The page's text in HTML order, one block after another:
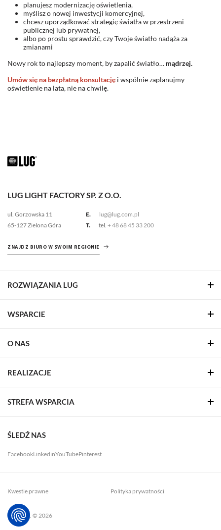
planujesz modernizację oświetlenia,
myślisz o nowej inwestycji komercyjnej,
chcesz uporządkować strategię światła w przestrzeni
publicznej lub prywatnej,
albo po prostu sprawdzić, czy Twoje światło nadąża za
zmianami
Nowy rok to najlepszy moment, by zapalić światło… mądrzej.
Umów się na bezpłatną konsultację i wspólnie zaplanujmy
oświetlenie na lata, nie na chwilę.
LUG LIGHT FACTORY SP. Z O.O.
ul. Gorzowska 11
65-127 Zielona Góra
E.
lug@lug.com.pl
T.
tel. + 48 68 45 33 200
ZNAJDŹ BIURO W SWOIM REGIONIE
ROZWIĄZANIA LUG
WSPARCIE
O NAS
REALIZACJE
STREFA WSPARCIA
ŚLEDŹ NAS
FacebookLinkedinYouTubePinterest
LUG. S.A. © 2026
Kwestie prawne Polityka prywatności